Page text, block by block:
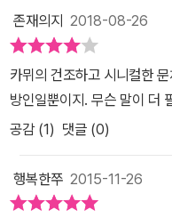
존재의지 2018-08-26
카뮈의 건조하고 시니컬한
방인일뿐이지. 무슨 말이 더
공감 (1) 댓글 (0)
행복한쭈 2015-11-26